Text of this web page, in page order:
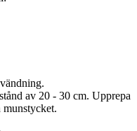
av 20 - 30 cm. Upprepa
munstycket.